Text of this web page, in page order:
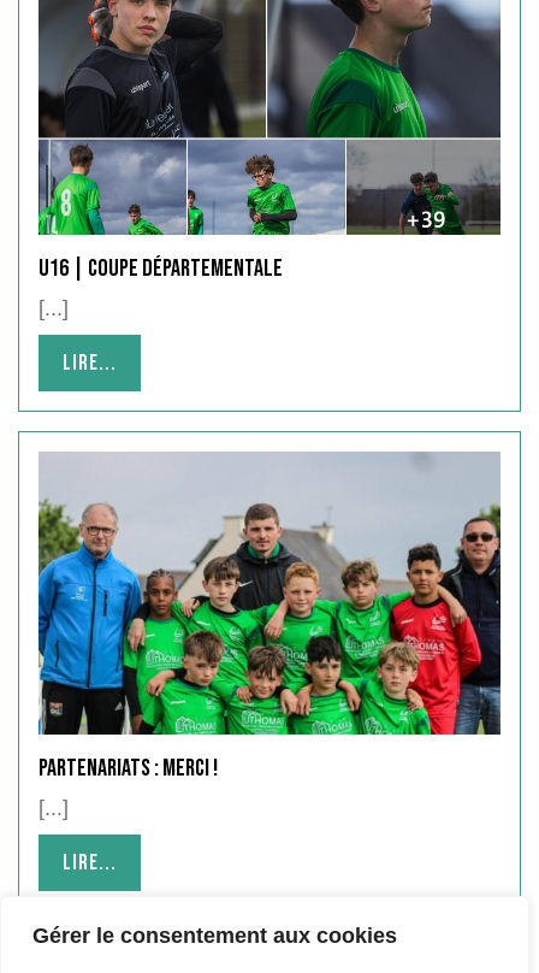
Gérer le consentement aux cookies
U16 | Coupe Départementale
[...]
Lire...
Partenariats : MERCI !
[...]
Lire...